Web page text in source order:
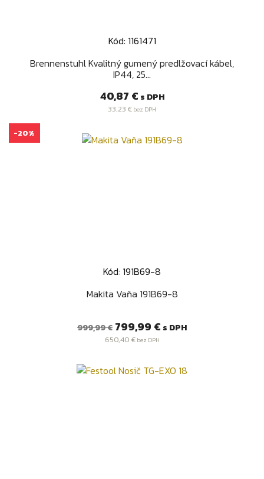
Kód: 1161471
Brennenstuhl Kvalitný gumený predlžovací kábel,
IP44, 25...
Cena
40,87 € s DPH
33,23 € bez DPH
Kód: 191B69-8
Makita Vaňa 191B69-8
Bežná
999,99 € Cena
799,99 € s DPH
650,40 €bez DPH
-20%